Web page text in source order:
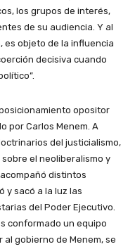
los grupos de interés,
de su audiencia. Y al
es objeto de la influencia
decisiva cuando
opositor
por Carlos Menem. A
del justicialismo,
el neoliberalismo y
distintos
y sacó a la luz las
del Poder Ejecutivo.
conformado un equipo
gobierno de Menem, se